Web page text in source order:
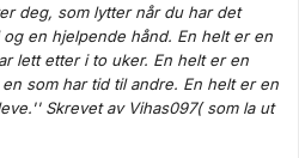
deg, som lytter når du har det
en hjelpende hånd. En helt er en
lett etter i to uker. En helt er en
som har tid til andre. En helt er en
Skrevet av Vihas097( som la ut